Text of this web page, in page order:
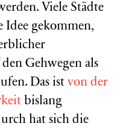
Viele Städte
gekommen,
Gehwegen als
Das ist von der
bislang
hat sich die